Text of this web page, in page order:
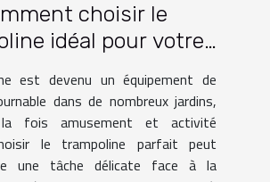
choisir le
idéal pour votre
est devenu un équipement de
dans de nombreux jardins,
fois amusement et activité
le trampoline parfait peut
une tâche délicate face à la